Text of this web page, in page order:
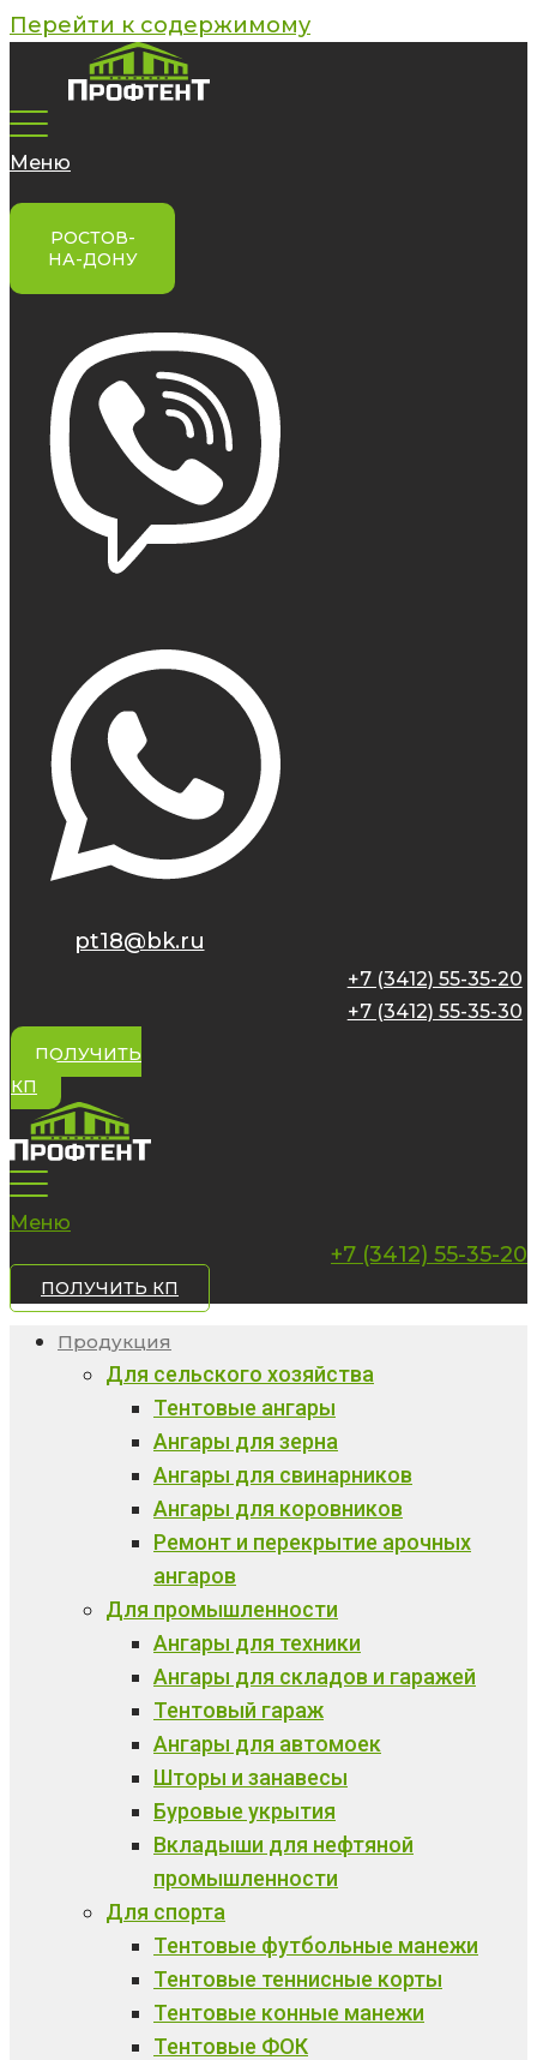
Перейти к содержимому
Меню
РОСТОВ-
НА-ДОНУ
pt18@bk.ru
+7 (3412) 55-35-20
+7 (3412) 55-35-30
ПОЛУЧИТЬ
КП
Меню
+7 (3412) 55-35-20
ПОЛУЧИТЬ КП
Продукция
Для сельского хозяйства
Тентовые ангары
Ангары для зерна
Ангары для свинарников
Ангары для коровников
Ремонт и перекрытие арочных
ангаров
Для промышленности
Ангары для техники
Ангары для складов и гаражей
Тентовый гараж
Ангары для автомоек
Шторы и занавесы
Буровые укрытия
Вкладыши для нефтяной
промышленности
Для спорта
Тентовые футбольные манежи
Тентовые теннисные корты
Тентовые конные манежи
Тентовые ФОК